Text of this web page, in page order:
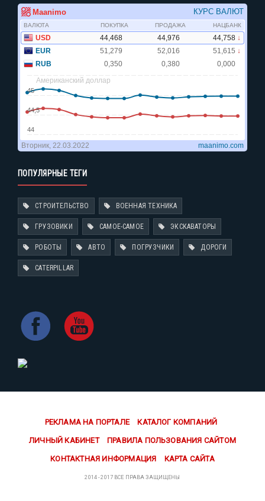
ПОПУЛЯРНЫЕ ТЕГИ
СТРОИТЕЛЬСТВО ВОЕННАЯ ТЕХНИКА
ГРУЗОВИКИ САМОЕ-САМОЕ ЭКСКАВАТОРЫ
РОБОТЫ АВТО ПОГРУЗЧИКИ ДОРОГИ
CATERPILLAR
РЕКЛАМА НА ПОРТАЛЕ КАТАЛОГ КОМПАНИЙ
ЛИЧНЫЙ КАБИНЕТ ПРАВИЛА ПОЛЬЗОВАНИЯ САЙТОМ
КОНТАКТНАЯ ИНФОРМАЦИЯ КАРТА САЙТА
2014 - 2017 ВСЕ ПРАВА ЗАЩИЩЕНЫ